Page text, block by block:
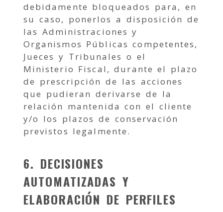
debidamente bloqueados para, en
su caso, ponerlos a disposición de
las Administraciones y
Organismos Públicas competentes,
Jueces y Tribunales o el
Ministerio Fiscal, durante el plazo
de prescripción de las acciones
que pudieran derivarse de la
relación mantenida con el cliente
y/o los plazos de conservación
previstos legalmente.
6. DECISIONES
AUTOMATIZADAS Y
ELABORACIÓN DE PERFILES